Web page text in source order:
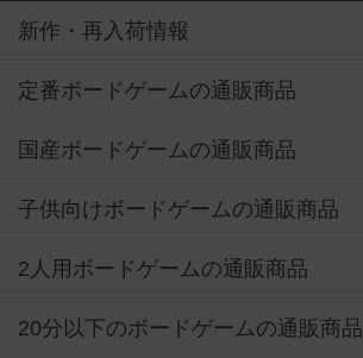
新作・再入荷情報
定番ボードゲームの通販商品
国産ボードゲームの通販商品
子供向けボードゲームの通販商品
2人用ボードゲームの通販商品
20分以下のボードゲームの通販商品